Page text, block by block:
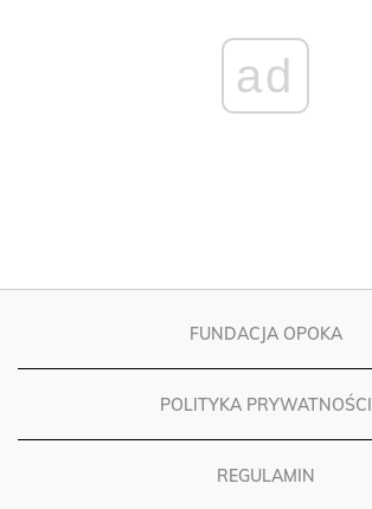
ad
FUNDACJA OPOKA
POLITYKA PRYWATNOŚCI
REGULAMIN